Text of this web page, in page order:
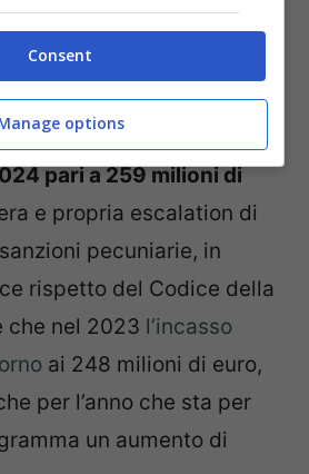
momento,è previsto un
pari a 259 milioni di
e propria escalation di
pecuniarie, in
rispetto del Codice della
che nel 2023 l’incasso
ai 248 milioni di euro,
per l’anno che sta per
un aumento di
Consent
options